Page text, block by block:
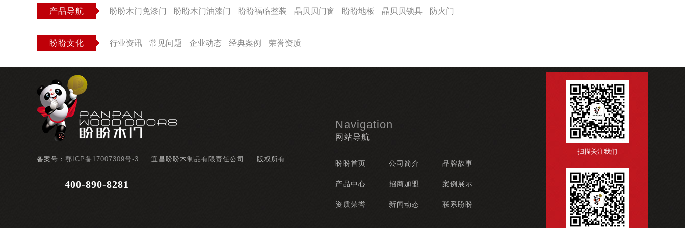
产品导航 盼盼木门免漆门 盼盼木门油漆门 盼盼福临整装 晶贝贝门窗 盼盼地板 晶贝贝锁具 防火门
盼盼文化 行业资讯 常见问题 企业动态 经典案例 荣誉资质
备案号： 鄂ICP备17007309号-3 宜昌盼盼木制品有限责任公司 版权所有
400-890-8281
Navigation
网站导航
盼盼首页 公司简介 品牌故事
产品中心 招商加盟 案例展示
资质荣誉 新闻动态 联系盼盼
扫描关注我们